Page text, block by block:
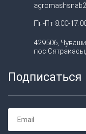
Пн-Пт 8:00-
429506,
Подписаться